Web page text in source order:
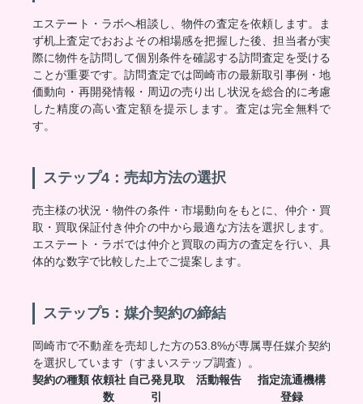
エステート・ラボへ相談し、物件の査定を依頼します。ま
ず机上査定でおおよその相場感を把握した後、担当者が実
際に物件を訪問して個別条件を確認する訪問査定を受ける
ことが重要です。訪問査定では岡崎市の最新取引事例・地
価動向・再開発情報・周辺の売り出し状況を総合的に考慮
した精度の高い査定額を提示します。査定は完全無料で
す。
ステップ4：売却方法の選択
売主様の状況・物件の条件・市場動向をもとに、仲介・買
取・買取保証付き仲介の中から最適な方法を選択します。
エステート・ラボでは仲介と買取の両方の査定を行い、具
体的な数字で比較した上でご提案します。
ステップ5：媒介契約の締結
岡崎市で不動産を売却した方の53.8%が専属専任媒介契約
を選択しています（すまいステップ調査）。
契約の種類依頼社
数
自己発見取
引
活動報告
指定流通機構
登録